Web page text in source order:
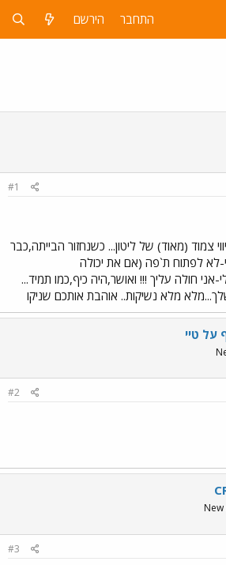
התחבר הירשם
#1
צמוד (מאוד) של ליטון... כשנחזור הבייתה,כבר
לא לפתוח ת`פה (אם את יכולה
אני חולה עליך !!! ואושר,היה כיף,כמו תמיד...
מלא נשיקות.. אוהבת אותכם שניקו
על טיי
#2
#3